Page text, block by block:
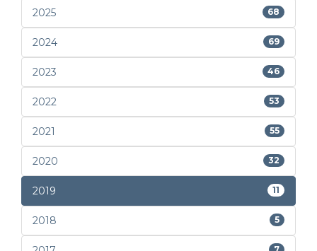
2025 68
2024 69
2023 46
2022 53
2021 55
2020 32
2019 11
2018 5